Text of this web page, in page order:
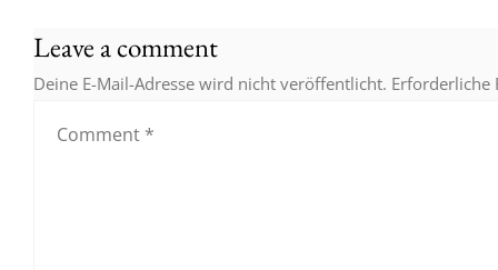
Leave a comment
Deine E-Mail-Adresse wird nicht veröffentlicht.